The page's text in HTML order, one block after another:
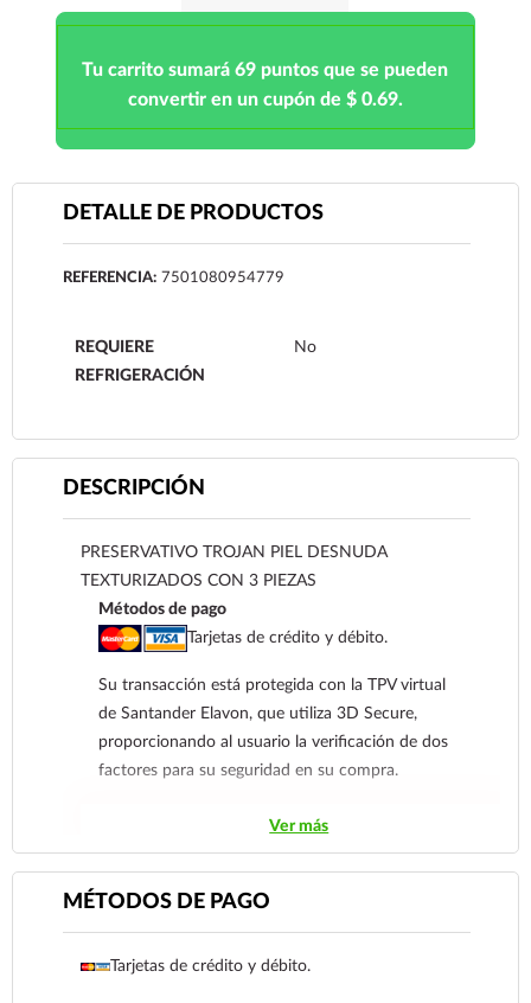
Tu carrito sumará 69 puntos que se pueden
convertir en un cupón de $ 0.69.
DETALLE DE PRODUCTOS
REFERENCIA: 7501080954779
REQUIERE
REFRIGERACIÓN
No
DESCRIPCIÓN
PRESERVATIVO TROJAN PIEL DESNUDA
TEXTURIZADOS CON 3 PIEZAS
Métodos de pago
Tarjetas de crédito y débito.
Su transacción está protegida con la TPV virtual
de Santander Elavon, que utiliza 3D Secure,
proporcionando al usuario la verificación de dos
factores para su seguridad en su compra.
Contra Entrega para clientes de
Transferencia Bancaria a nombre de Farmacia
Ver más
MÉTODOS DE PAGO
Tarjetas de crédito y débito.